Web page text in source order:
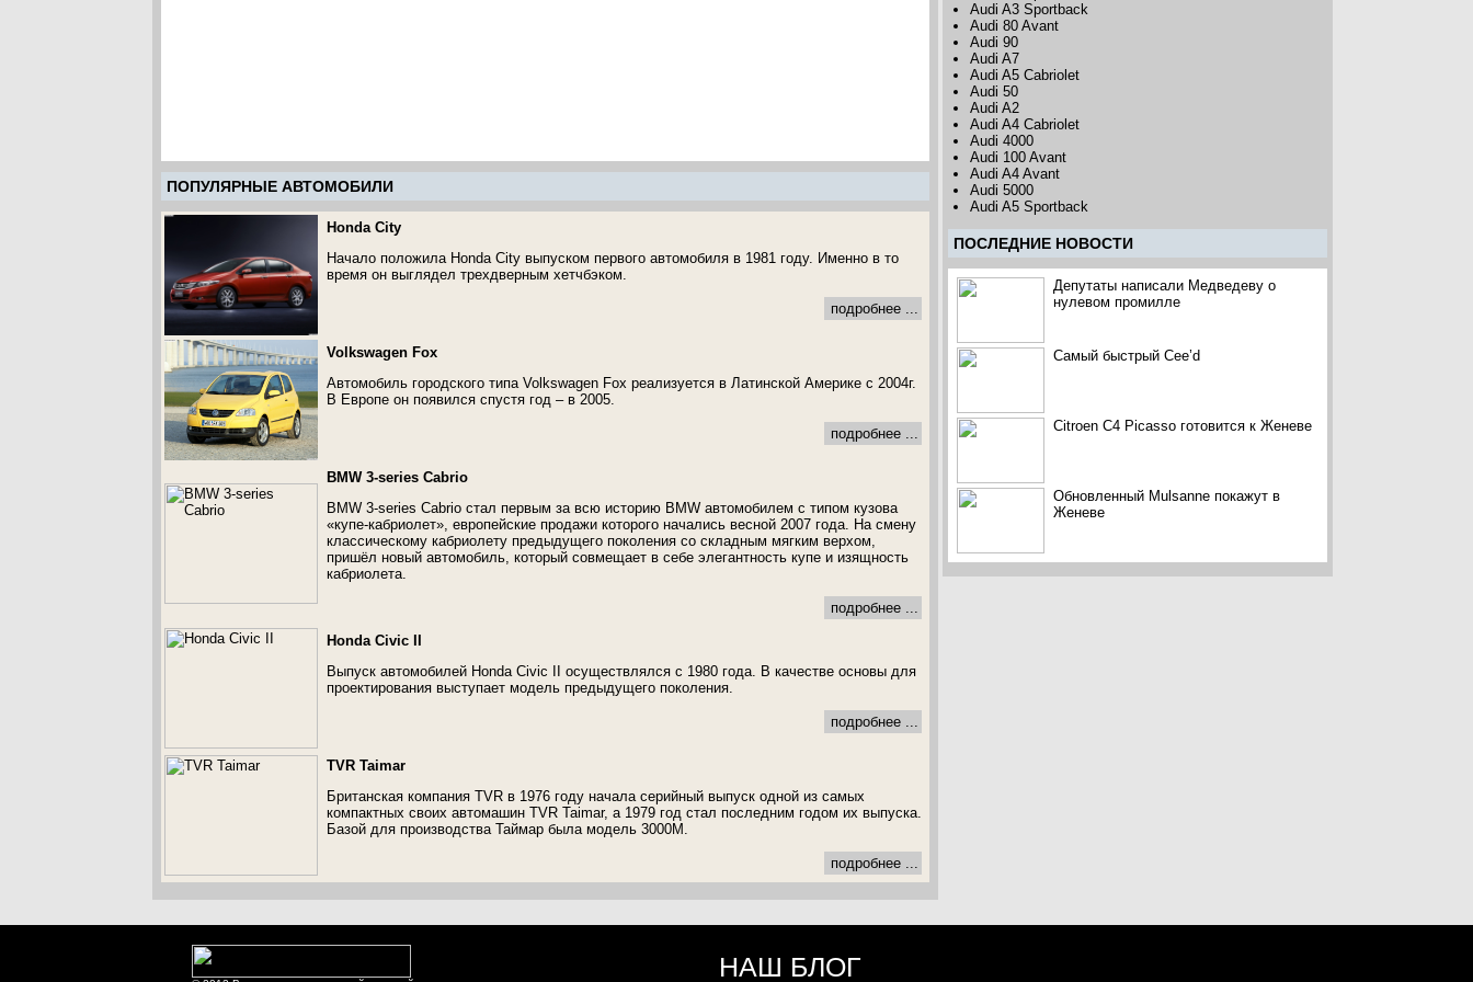
ПОПУЛЯРНЫЕ АВТОМОБИЛИ
Honda City
Начало положила Honda City выпуском первого автомобиля в 1981 году. Именно в то
время он выглядел трехдверным хетчбэком.
подробнее ...
Volkswagen Fox
Автомобиль городского типа Volkswagen Fox реализуется в Латинской Америке с 2004г.
В Европе он появился спустя год – в 2005.
подробнее ...
BMW 3-series Cabrio
BMW 3-series Cabrio стал первым за всю историю BMW автомобилем с типом кузова
«купе-кабриолет», европейские продажи которого начались весной 2007 года. На смену
классическому кабриолету предыдущего поколения со складным мягким верхом,
пришёл новый автомобиль, который совмещает в себе элегантность купе и изящность
кабриолета.
подробнее ...
Honda Civic II
Выпуск автомобилей Honda Civic II осуществлялся с 1980 года. В качестве основы для
проектирования выступает модель предыдущего поколения.
подробнее ...
TVR Taimar
Британская компания TVR в 1976 году начала серийный выпуск одной из самых
компактных своих автомашин TVR Taimar, а 1979 год стал последним годом их выпуска.
Базой для производства Таймар была модель 3000М.
подробнее ...
Audi A3 Sportback
Audi 80 Avant
Audi 90
Audi A7
Audi A5 Cabriolet
Audi 50
Audi A2
Audi A4 Cabriolet
Audi 4000
Audi 100 Avant
Audi A4 Avant
Audi 5000
Audi A5 Sportback
ПОCЛЕДНИЕ НОВОСТИ
Депутаты написали Медведеву о
нулевом промилле
Самый быстрый Cee’d
Citroen C4 Picasso готовится к Женеве
Обновленный Mulsanne покажут в
Женеве
НАШ БЛОГ